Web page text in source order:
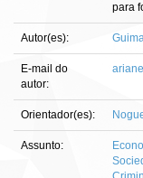
para
Autor(es):
E-mail do
autor:
Orientador(es):
Assunto: